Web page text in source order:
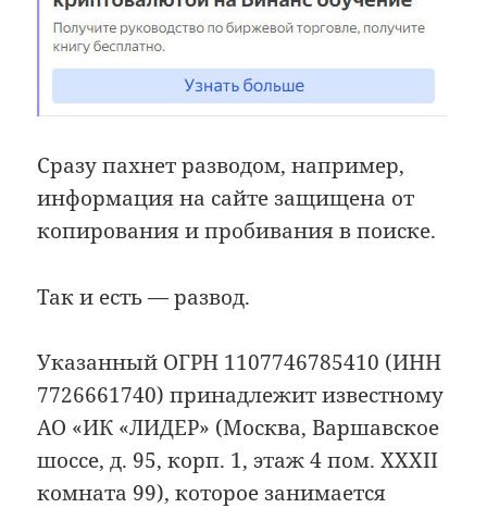
Сразу пахнет разводом, например,
информация на сайте защищена от
копирования и пробивания в поиске.
Так и есть — развод.
Указанный ОГРН 1107746785410 (ИНН
7726661740) принадлежит известному
АО «ИК «ЛИДЕР» (Москва, Варшавское
шоссе, д. 95, корп. 1, этаж 4 пом. XXXII
комната 99), которое занимается